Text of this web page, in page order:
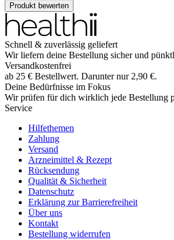
Produkt bewerten
Schnell & zuverlässig geliefert
Wir liefern deine Bestellung sicher und
Versandkostenfrei
ab 25 € Bestellwert. Darunter nur 2,90 €.
Deine Bedürfnisse im Fokus
Wir prüfen für dich wirklich jede Bestellung
Service
Hilfethemen
Zahlung
Versand
Arzneimittel & Rezept
Rücksendung
Qualität & Sicherheit
Datenschutz
Erklärung zur Barrierefreiheit
Über uns
Kontakt
Bestellung widerrufen